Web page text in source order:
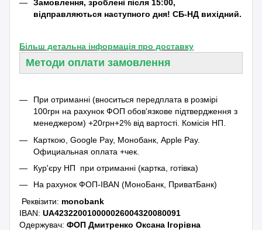
Замовлення, зроблені після 15:00,
відправляються наступного дня! СБ-НД вихідний.
Більш детальна інформація про доставку
Методи оплати замовлення
При отриманні (вноситься передплата в розмірі
100грн на рахунок ФОП обов'язкове підтвердження з
менеджером) +20грн+2% від вартості. Комісія НП.
Карткою, Google Pay, Монобанк, Apple Pay.
Официальная оплата +чек.
Кур'єру НП при отриманні (картка, готівка)
На рахунок ФОП-IBAN (МоноБанк, ПриватБанк)
Реквізити: monobank
IBAN:UA423220010000026004320080091
Одержувач:ФОП Дмитренко Оксана Ігорівна